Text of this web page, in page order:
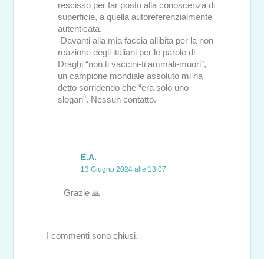
rescisso per far posto alla conoscenza di
superficie, a quella autoreferenzialmente
autenticata.-
-Davanti alla mia faccia allibita per la non
reazione degli italiani per le parole di
Draghi “non ti vaccini-ti ammali-muori”,
un campione mondiale assoluto mi ha
detto sorridendo che “era solo uno
slogan”. Nessun contatto.-
E.A.
13 Giugno 2024 alle 13:07
Grazie 🙏
I commenti sono chiusi.